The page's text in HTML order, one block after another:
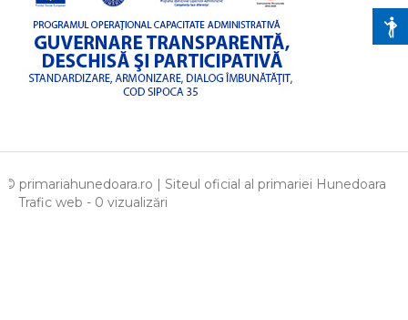
© primariahunedoara.ro | Siteul oficial al primariei Hunedoara
Trafic web - 0 vizualizări